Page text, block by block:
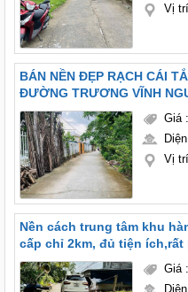
Vị trí
BÁN NỀN ĐẸP RẠCH CÁI
ĐƯỜNG TRƯƠNG VĨNH
Giá:
Vị trí
Nền cách trung tâm khu
cấp chỉ 2km, đủ tiện
bán nhỏ tại nhà….
Giá: